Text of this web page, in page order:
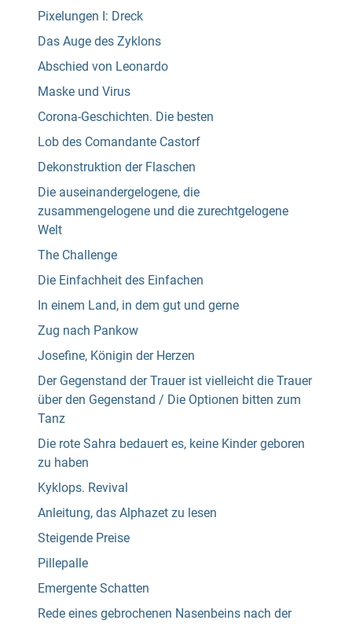
Pixelungen I: Dreck
Das Auge des Zyklons
Abschied von Leonardo
Maske und Virus
Corona-Geschichten. Die besten
Lob des Comandante Castorf
Dekonstruktion der Flaschen
Die auseinandergelogene, die
zusammengelogene und die zurechtgelogene
Welt
The Challenge
Die Einfachheit des Einfachen
In einem Land, in dem gut und gerne
Zug nach Pankow
Josefine, Königin der Herzen
Der Gegenstand der Trauer ist vielleicht die Trauer
über den Gegenstand / Die Optionen bitten zum
Tanz
Die rote Sahra bedauert es, keine Kinder geboren
zu haben
Kyklops. Revival
Anleitung, das Alphazet zu lesen
Steigende Preise
Pillepalle
Emergente Schatten
Rede eines gebrochenen Nasenbeins nach der